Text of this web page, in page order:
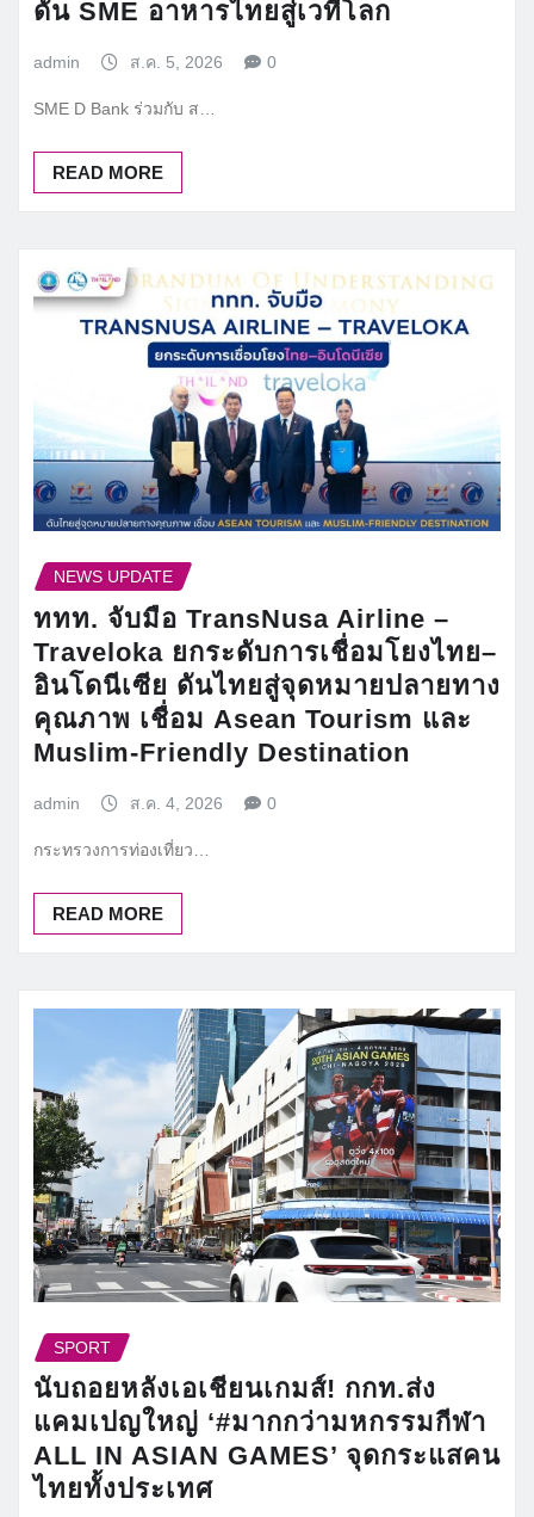
ดัน SME อาหารไทยสู่เวทีโลก
admin ส.ค. 5, 2026 0
SME D Bank ร่วมกับ ส…
READ MORE
NEWS UPDATE
ททท. จับมือ TransNusa Airline –
Traveloka ยกระดับการเชื่อมโยงไทย–
อินโดนีเซีย ดันไทยสู่จุดหมายปลายทาง
คุณภาพ เชื่อม Asean Tourism และ
Muslim-Friendly Destination
admin ส.ค. 4, 2026 0
กระทรวงการท่องเที่ยว…
READ MORE
SPORT
นับถอยหลังเอเชียนเกมส์! กกท.ส่ง
แคมเปญใหญ่ ‘#มากกว่ามหกรรมกีฬา
ALL IN ASIAN GAMES’ จุดกระแสคน
ไทยทั้งประเทศ